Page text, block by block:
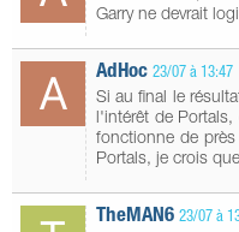
Garry ne devrait
AdHoc 23/07 à 13:47
Si au final le
l'intérêt de
fonctionne de
Portals, je crois
TheMAN6 23/07 à